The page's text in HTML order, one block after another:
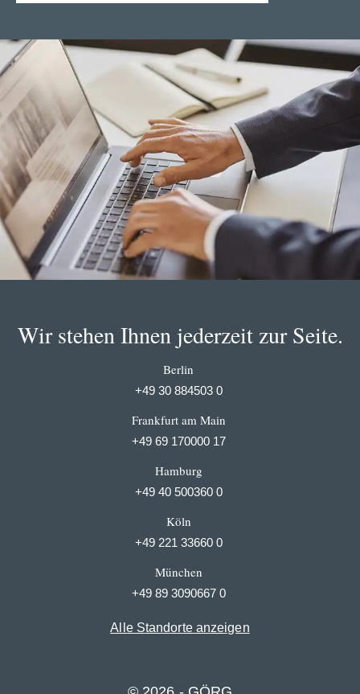
Wir stehen Ihnen jederzeit zur Seite.
Berlin
+49 30 884503 0
Frankfurt am Main
+49 69 170000 17
Hamburg
+49 40 500360 0
Köln
+49 221 33660 0
München
+49 89 3090667 0
Alle Standorte anzeigen